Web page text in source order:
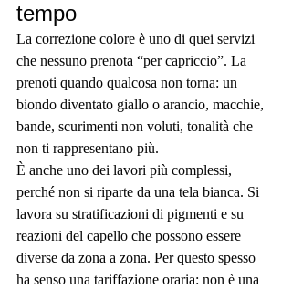
tempo
La correzione colore è uno di quei servizi
che nessuno prenota “per capriccio”. La
prenoti quando qualcosa non torna: un
biondo diventato giallo o arancio, macchie,
bande, scurimenti non voluti, tonalità che
non ti rappresentano più.
È anche uno dei lavori più complessi,
perché non si riparte da una tela bianca. Si
lavora su stratificazioni di pigmenti e su
reazioni del capello che possono essere
diverse da zona a zona. Per questo spesso
ha senso una tariffazione oraria: non è una